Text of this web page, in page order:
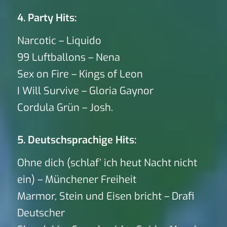
4. Party Hits:
Narcotic – Liquido
99 Luftballons – Nena
Sex on Fire – Kings of Leon
I Will Survive – Gloria Gaynor
Cordula Grün – Josh.
5. Deutschsprachige Hits:
Ohne dich (schlaf’ ich heut Nacht nicht
ein) – Münchener Freiheit
Marmor, Stein und Eisen bricht – Drafi
Deutscher